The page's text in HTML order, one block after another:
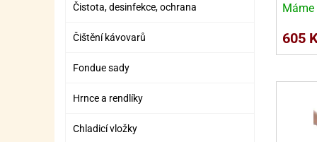
BOXY A TAŠKY NA POMŮCKY
ZÁBAVNÉ HRAČKY, DOPLŇKY
VÝROBA SLIZU
ZÁBAVNÍ PYROTECHNIKA
Čistota, desinfekce, ochrana
Čištění kávovarů
Fondue sady
Hrnce a rendlíky
Chladicí vložky
605